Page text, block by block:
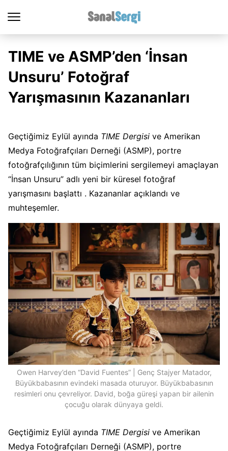
TIME ve ASMP’den ‘İnsan
Unsuru’ Fotoğraf
Yarışmasının Kazananları
Geçtiğimiz Eylül ayında TIME Dergisi ve Amerikan
Medya Fotoğrafçıları Derneği (ASMP), portre
fotoğrafçılığının tüm biçimlerini sergilemeyi amaçlayan
“İnsan Unsuru” adlı yeni bir küresel fotoğraf
yarışmasını başlattı . Kazananlar açıklandı ve
muhteşemler.
Owen Harvey’den “David Fuentes” | Genç Stajyer Matador,
Büyükbabasının evindeki masada oturuyor. Büyükbabasının
resimleri onu çevreliyor. David, boğa güreşi yapan bir ailenin
çocuğu olarak dünyaya geldi.
Geçtiğimiz Eylül ayında TIME Dergisi ve Amerikan
Medya Fotoğrafçıları Derneği (ASMP), portre